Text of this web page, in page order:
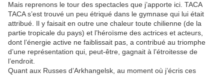
Mais reprenons le tour des spectacles que j’apporte ici. TACA
TACA s’est trouvé un peu étriqué dans le gymnase qui lui était
attribué. Il y faisait en outre une chaleur toute chilienne (de la
partie tropicale du pays) et l’héroïsme des actrices et acteurs,
dont l’énergie active ne faiblissait pas, a contribué au triomphe
d’une représentation qui, peut-être, gagnait à l’étroitesse de
l’endroit.
Quant aux Russes d’Arkhangelsk, au moment où j’écris ces